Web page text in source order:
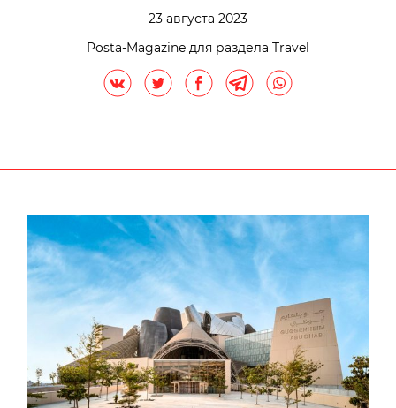
23 августа 2023
Posta-Magazine для раздела Travel